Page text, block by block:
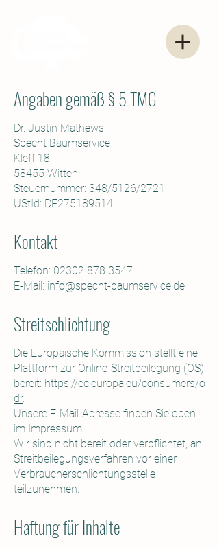
Angaben gemäß § 5 TMG
Dr. Justin Mathews
Specht Baumservice
Kleff 18
58455 Witten
Steuernummer: 348/5126/2721
UStId: DE275189514
Kontakt
Telefon: 02302 878 3547
E-Mail: info@specht-baumservice.de
Streitschlichtung
Die Europäische Kommission stellt eine
Plattform zur Online-Streitbeilegung (OS)
bereit: https://ec.europa.eu/consumers/o
dr.
Unsere E-Mail-Adresse finden Sie oben
im Impressum.
Wir sind nicht bereit oder verpflichtet, an
Streitbeilegungsverfahren vor einer
Verbraucherschlichtungsstelle
teilzunehmen.
Haftung für Inhalte